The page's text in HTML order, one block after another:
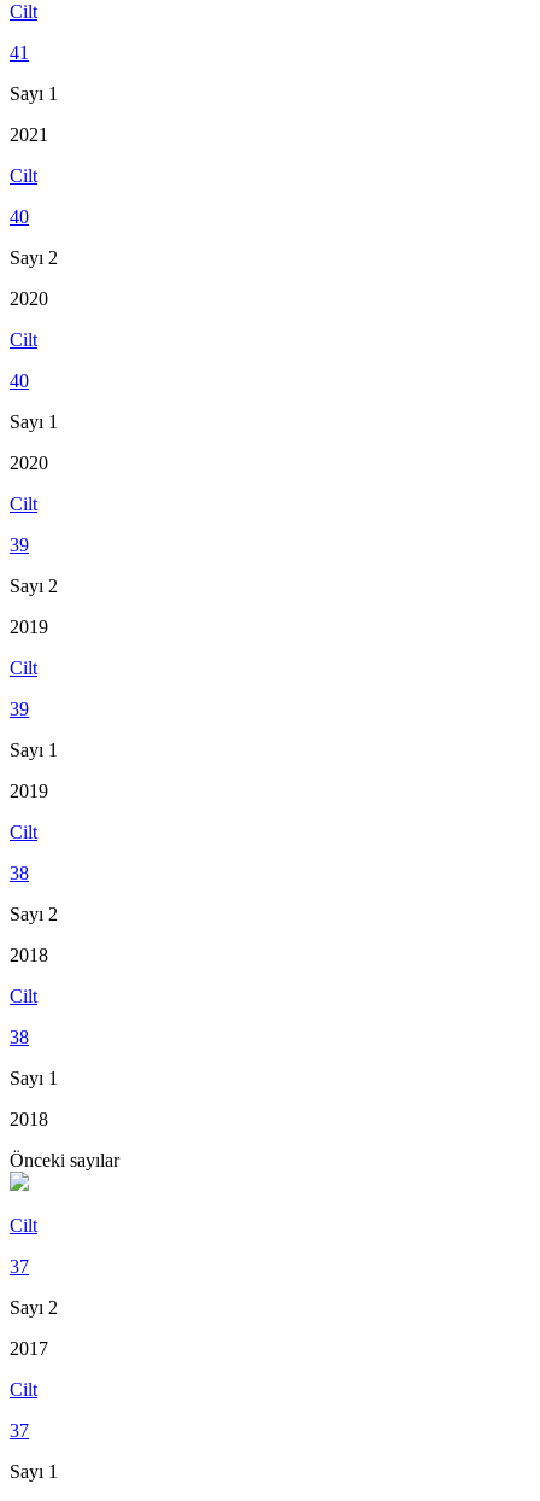
Cilt
41
Sayı 1
2021
Cilt
40
Sayı 2
2020
Cilt
40
Sayı 1
2020
Cilt
39
Sayı 2
2019
Cilt
39
Sayı 1
2019
Cilt
38
Sayı 2
2018
Cilt
38
Sayı 1
2018
Önceki sayılar
Cilt
37
Sayı 2
2017
Cilt
37
Sayı 1